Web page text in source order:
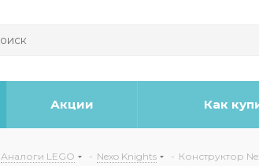
Акции Как
Аналоги LEGO - Nexo Knights - Конструктор